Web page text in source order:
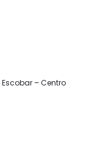
– Centro